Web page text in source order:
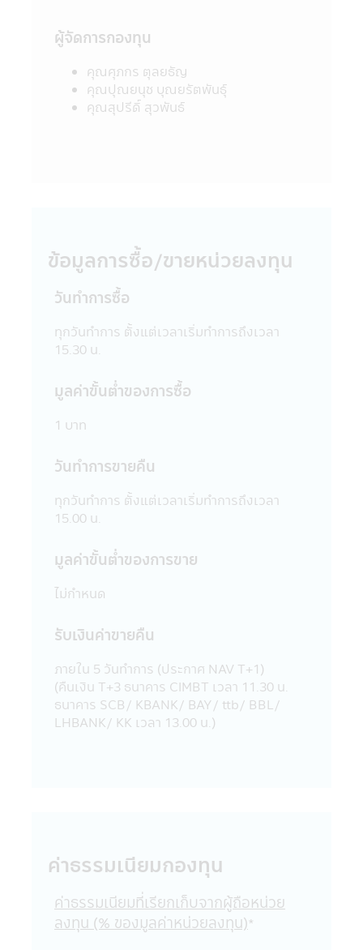
บุคคลใดทำการซื้อ หรือขายผลิตภัณฑ์ด้านการ
ขึ้นแก่ผู้ที่ใช้ข้อมูลหรือตัดสินใจจากเนื้อหาในเว็ป
ไซด์นี้ไม่อาจเรียกร้องได้
12. การที่สำนักงานคณะกรรมการ ก.ล.ต. ได้
13. การวัดผลการดำเนินงานของกองทุนรวม
ในแอปพลิเคชันผ่านโทรศัพท์มือถือนี้ ใช้วิธี
วัดผลการดำเนินงานตามมาตรฐานที่สมาคม
งานในอดีตของกองทุนรวม มิได้เป็นสิ่งยืนยัน
ถึงผลการดำเนินงานในอนาคต
แอปพลิเคชันผ่านโทรศัพท์มือถือนี้ บริษัทจัดการ
ได้จัดทำเพื่อเผยแพร่ข้อมูลให้ผู้ถือหน่วยลงทุน
และผู้สนใจลงทุนโดยได้ตระหนักถึงความถูก
ต้องของข้อมูล แต่อย่างไรก็ตามบริษัทจัดการไม่
เป็นปัจจุบันของข้อมูลทั้งหมดที่ปรากฏใน
แอปพลิเคชันผ่านโทรศัพท์มือถือนี้ได้
15. บริษัทจัดการขอสงวนสิทธิ์ในการแก้ไข
ปรับปรุง หรือเปลี่ยนแปลงข้อมูลใดๆ ใน
จำเป็นต้องแจ้งให้ทราบล่วงหน้า
บริษัทจัดการลงทุนในหลักทรัพย์เพื่อตนเองได้
ประกาศต่างๆ ที่สมาคมบริษัทจัดการลงทุน
ให้บริษัทจัดการทราบเพื่อที่บริษัทจัดการจะ
สามารถกำกับ และดูแลการซื้อขายหลักทรัพย์
ของพนักงานได้
17. บริษัทจัดการ และผู้บริหาร รวมถึง
18. บริษัทจัดการขอสงวนสิทธิ์ของข้อมูลใดๆ
ในแอปพลิเคชันผ่านโทรศัพท์มือถือนี้ โดยห้ามมิ
ให้ผู้ใดเผยแพร่ อ้างอิง ลอกเลียน ทำซ้ำ หรือ
แก้ไขด้วยวิธีการใดๆ ไม่ว่าทั้งหมด หรือบางส่วน
ของข้อมูลในแอปพลิเคชันผ่านโทรศัพท์มือถือนี้
ผู้จัดการกองทุน
คุณศุภกร ตุลยธัญ
คุณปุณยนุช บุณยรัตพันธุ์
คุณสุปรีดิ์ สุวพันธ์
ข้อมูลการซื้อ/ขายหน่วยลงทุน
วันทำการซื้อ
ทุกวันทำการ ตั้งแต่เวลาเริ่มทำการถึงเวลา
15.30 น.
มูลค่าขั้นตํ่าของการซื้อ
1 บาท
วันทำการขายคืน
ทุกวันทำการ ตั้งแต่เวลาเริ่มทำการถึงเวลา
15.00 น.
มูลค่าขั้นตํ่าของการขาย
ไม่กำหนด
รับเงินค่าขายคืน
ภายใน 5 วันทําการ (ประกาศ NAV T+1)
(คืนเงิน T+3 ธนาคาร CIMBT เวลา 11.30 น.
ธนาคาร SCB/ KBANK/ BAY/ ttb/ BBL/
LHBANK/ KK เวลา 13.00 น.)
ค่าธรรมเนียมกองทุน
ค่าธรรมเนียมที่เรียกเก็บจากผู้ถือหน่วย
ลงทุน (% ของมูลค่าหน่วยลงทุน)*